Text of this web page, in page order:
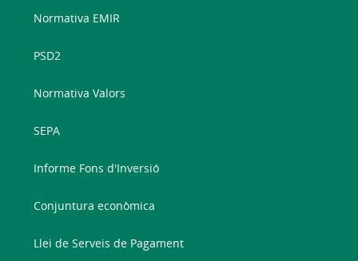
Normativa EMIR
PSD2
Normativa Valors
SEPA
Informe Fons d'Inversió
Conjuntura econòmica
Llei de Serveis de Pagament